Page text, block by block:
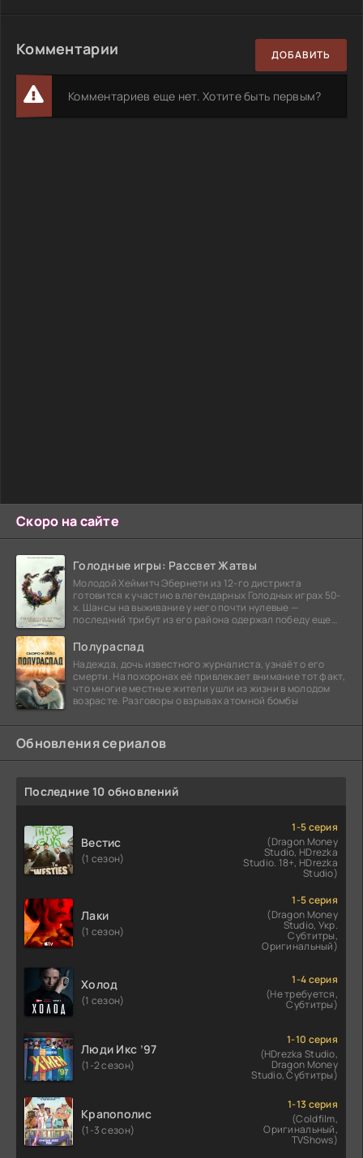
Скоро на сайте
Голодные игры: Рассвет Жатвы
Молодой Хеймитч Эбернети из 12-го дистрикта
готовится к участию в легендарных Голодных играх 50-
х. Шансы на выживание у него почти нулевые —
последний трибут из его района одержал победу еще
Полураспад
Надежда, дочь известного журналиста, узнаёт о его
смерти. На похоронах её привлекает внимание тот факт,
что многие местные жители ушли из жизни в молодом
возрасте. Разговоры о взрывах атомной бомбы
Обновления сериалов
Последние 10 обновлений
Вестис
(1 сезон)
1-5 серия
(Dragon Money
Studio, HDrezka
Studio. 18+, HDrezka
Studio)
Лаки
(1 сезон)
1-5 серия
(Dragon Money
Studio, Укр.
Субтитры,
Оригинальный)
Холод
(1 сезон)
1-4 серия
(Не требуется,
Субтитры)
Люди Икс ’97
(1-2 сезон)
1-10 серия
(HDrezka Studio,
Dragon Money
Studio, Субтитры)
Крапополис
(1-3 сезон)
1-13 серия
(Coldfilm,
Оригинальный,
TVShows)
Комментарии ДОБАВИТЬ
Комментариев еще нет. Хотите быть первым?